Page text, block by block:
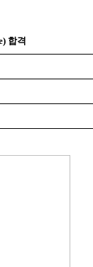
합격